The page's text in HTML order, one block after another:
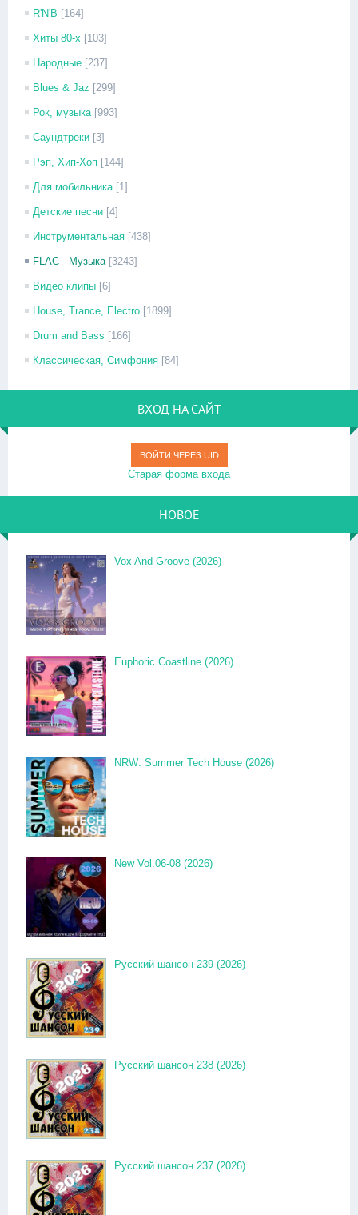
R'N'B [164]
Хиты 80-х [103]
Народные [237]
Blues & Jaz [299]
Рок, музыка [993]
Саундтреки [3]
Рэп, Хип-Хоп [144]
Для мобильника [1]
Детские песни [4]
Инструментальная [438]
FLAC - Музыка [3243]
Видео клипы [6]
House, Trance, Electro [1899]
Drum and Bass [166]
Классическая, Симфония [84]
ВХОД НА САЙТ
ВОЙТИ ЧЕРЕЗ UID
Старая форма входа
НОВОЕ
Vox And Groove (2026)
Euphoric Coastline (2026)
NRW: Summer Tech House (2026)
New Vol.06-08 (2026)
Русский шансон 239 (2026)
Русский шансон 238 (2026)
Русский шансон 237 (2026)